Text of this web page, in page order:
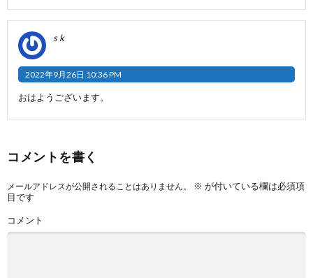
s k
2022年9月26日 10:36 PM
おはようございます。
コメントを書く
メールアドレスが公開されることはありません。 ※ が付いている欄は必須項
目です
コメント